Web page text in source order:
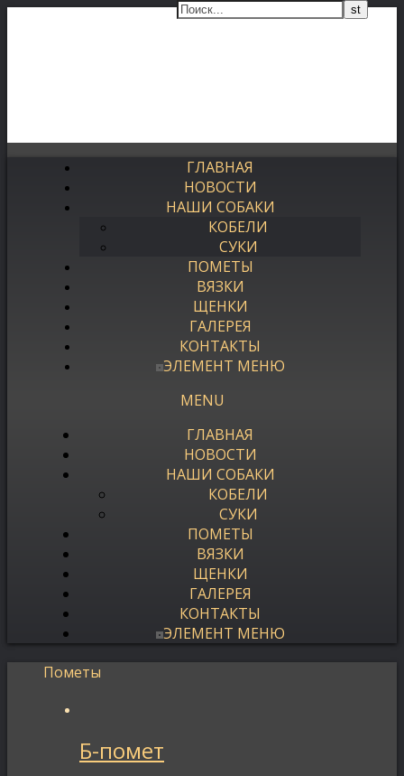
ГЛАВНАЯ
НОВОСТИ
НАШИ СОБАКИ
КОБЕЛИ
СУКИ
ПОМЕТЫ
ВЯЗКИ
ЩЕНКИ
ГАЛЕРЕЯ
КОНТАКТЫ
ЭЛЕМЕНТ МЕНЮ
MENU
ГЛАВНАЯ
НОВОСТИ
НАШИ СОБАКИ
КОБЕЛИ
СУКИ
ПОМЕТЫ
ВЯЗКИ
ЩЕНКИ
ГАЛЕРЕЯ
КОНТАКТЫ
ЭЛЕМЕНТ МЕНЮ
Пометы
Б-помет